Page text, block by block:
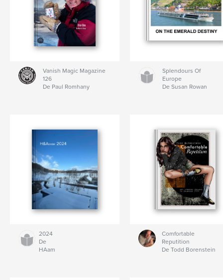
Vanish Magic Magazine
126
De Paul Romhany
Splendours Of
Europe
De Susan Rowan
2024
De
HAam
Comfortable
Reputition
De Todd Borenstein